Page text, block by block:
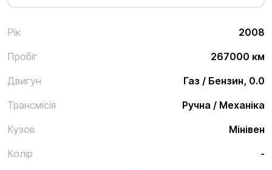
Рік
2008
Пробіг
267000 км
Двигун
Газ / Бензин, 0.0
Трансмісія
Ручна / Механіка
Кузов
Мінівен
Колір
-